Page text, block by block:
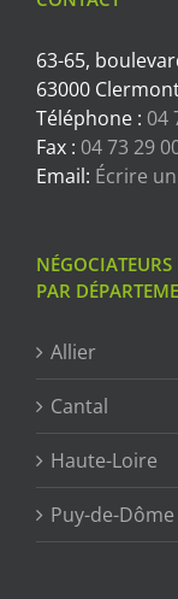
63-65,
63000
Téléphone : 04
Fax : 04 73 29
Email: Écrire
PAR
Allier
Cantal
Haute-Loire
Puy-de-Dôme